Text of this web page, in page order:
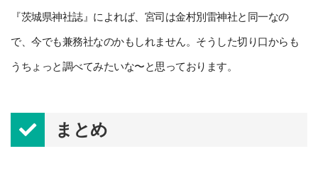
『茨城県神社誌』によれば、宮司は金村別雷神社と同一なの
で、今でも兼務社なのかもしれません。そうした切り口からも
うちょっと調べてみたいな〜と思っております。
まとめ